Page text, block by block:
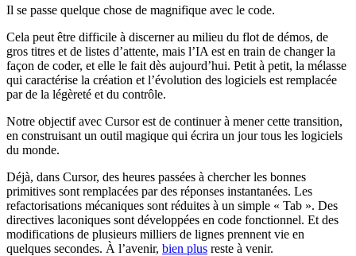
Il se passe quelque chose de magnifique avec le code.
Cela peut être difficile à discerner au milieu du flot de démos, de
gros titres et de listes d’attente, mais l’IA est en train de changer la
façon de coder, et elle le fait dès aujourd’hui. Petit à petit, la mélasse
qui caractérise la création et l’évolution des logiciels est remplacée
par de la légèreté et du contrôle.
Notre objectif avec Cursor est de continuer à mener cette transition,
en construisant un outil magique qui écrira un jour tous les logiciels
du monde.
Déjà, dans Cursor, des heures passées à chercher les bonnes
primitives sont remplacées par des réponses instantanées. Les
refactorisations mécaniques sont réduites à un simple « Tab ». Des
directives laconiques sont développées en code fonctionnel. Et des
modifications de plusieurs milliers de lignes prennent vie en
quelques secondes. À l’avenir, bien plus reste à venir.